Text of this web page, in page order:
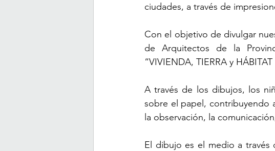
ciudades, a través de
Con el objetivo de divulgar
de Arquitectos de la
“VIVIENDA, TIERRA y
A través de los dibujos, los
sobre el papel, contribuyendo
la observación, la
El dibujo es el medio a través